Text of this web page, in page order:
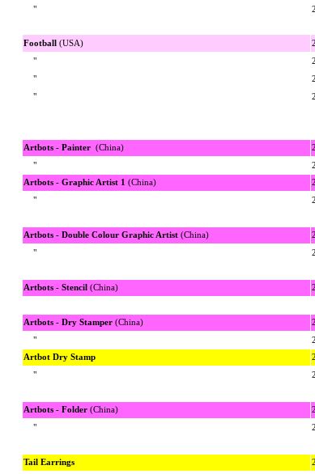
"
Football (USA)
"
"
"
Artbots - Painter (China)
"
Artbots - Graphic Artist 1 (China)
"
Artbots - Double Colour Graphic Artist (China)
"
Artbots - Stencil (China)
Artbots - Dry Stamper (China)
"
Artbot Dry Stamp
"
Artbots - Folder (China)
"
Tail Earrings